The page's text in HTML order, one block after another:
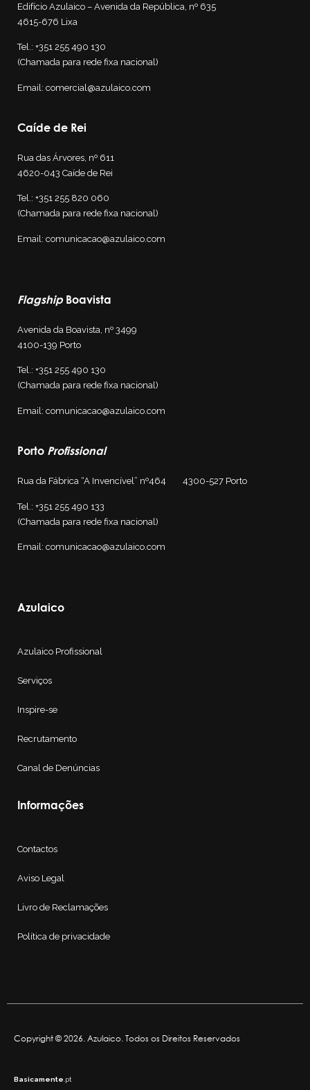
Edifício Azulaico – Avenida da República, nº 635
4615-676 Lixa
Tel.: +351 255 490 130
(Chamada para rede fixa nacional)
Email: comercial@azulaico.com
Caíde de Rei
Rua das Árvores, nº 611
4620-043 Caíde de Rei
Tel.: +351 255 820 060
(Chamada para rede fixa nacional)
Email: comunicacao@azulaico.com
Flagship Boavista
Avenida da Boavista, nº 3499
4100-139 Porto
Tel.: +351 255 490 130
(Chamada para rede fixa nacional)
Email: comunicacao@azulaico.com
Porto Profissional
Rua da Fábrica “A Invencível” nº464 4300-527 Porto
Tel.: +351 255 490 133
(Chamada para rede fixa nacional)
Email: comunicacao@azulaico.com
Azulaico
Azulaico Profissional
Serviços
Inspire-se
Recrutamento
Canal de Denúncias
Informações
Contactos
Aviso Legal
Livro de Reclamações
Política de privacidade
Copyright © 2026. Azulaico. Todos os Direitos Reservados
Basicamente .pt